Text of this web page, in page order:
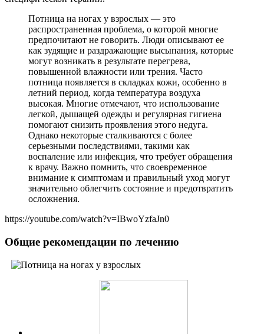
Потница на ногах у взрослых — это
распространенная проблема, о которой многие
предпочитают не говорить. Люди описывают ее
как зудящие и раздражающие высыпания, которые
могут возникать в результате перегрева,
повышенной влажности или трения. Часто
потница появляется в складках кожи, особенно в
летний период, когда температура воздуха
высокая. Многие отмечают, что использование
легкой, дышащей одежды и регулярная гигиена
помогают снизить проявления этого недуга.
Однако некоторые сталкиваются с более
серьезными последствиями, такими как
воспаление или инфекция, что требует обращения
к врачу. Важно помнить, что своевременное
внимание к симптомам и правильный уход могут
значительно облегчить состояние и предотвратить
осложнения.
https://youtube.com/watch?v=IBwoYzfaJn0
Общие рекомендации по лечению